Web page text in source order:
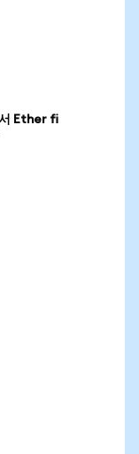
Ether fi